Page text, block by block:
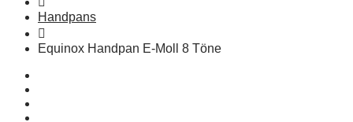
Handpans
Equinox Handpan E-Moll 8 Töne